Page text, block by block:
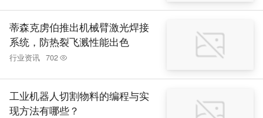
蒂森克虏伯推出机械臂激光焊接
系统，防热裂飞溅性能出色
行业资讯 702
工业机器人切割物料的编程与实
现方法有哪些？